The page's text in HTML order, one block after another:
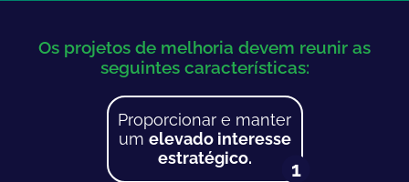
Os projetos de melhoria devem reunir as
seguintes características:
Proporcionar e manter
um elevado interesse
estratégico.
1